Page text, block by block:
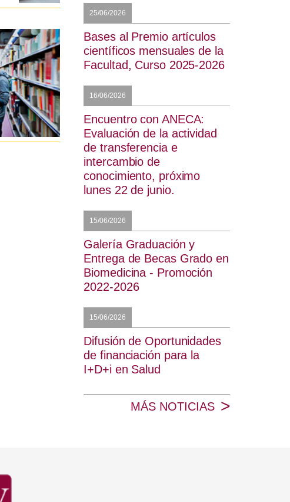
25/06/2026
Bases al Premio artículos
científicos mensuales de la
Facultad, Curso 2025-2026
16/06/2026
Encuentro con ANECA:
Evaluación de la actividad
de transferencia e
intercambio de
conocimiento, próximo
lunes 22 de junio.
15/06/2026
Galería Graduación y
Entrega de Becas Grado en
Biomedicina - Promoción
2022-2026
15/06/2026
Difusión de Oportunidades
de financiación para la
I+D+i en Salud
MÁS NOTICIAS >